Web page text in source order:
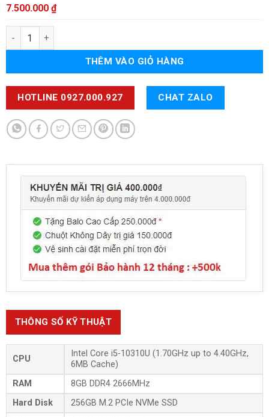
7.500.000 ₫
Dell Latitude 5510 số lượng
THÊM VÀO GIỎ HÀNG
HOTLINE 0927.000.927 CHAT ZALO
THÔNG SỐ KỸ THUẬT
CPU
Intel Core i5-10310U (1.70GHz up to 4.40GHz,
6MB Cache)
RAM
8GB DDR4 2666MHz
Hard Disk
256GB M.2 PCIe NVMe SSD